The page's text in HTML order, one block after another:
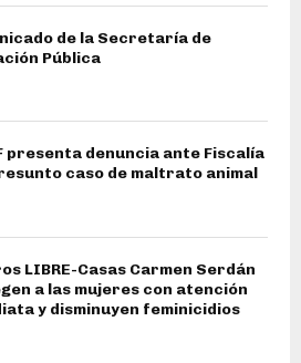
de la Secretaría de
Pública
presenta denuncia ante Fiscalía
caso de maltrato animal
LIBRE-Casas Carmen Serdán
a las mujeres con atención
y disminuyen feminicidios